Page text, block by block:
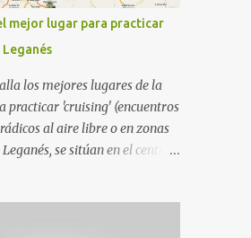
mejor lugar para practicar
los mejores lugares de la
practicar 'cruising' (encuentros
al aire libre o en zonas
se sitúan en el centro